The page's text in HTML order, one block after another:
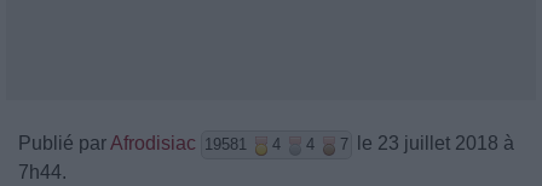
Publié parAfrodisiac 19581 4 4 7
le 23 juillet 2018 à
7h44.